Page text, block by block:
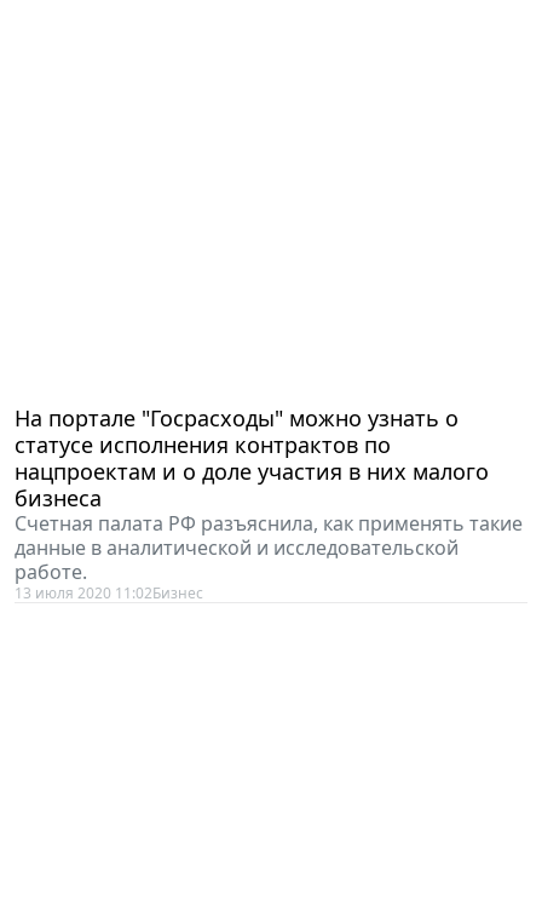
На портале "Госрасходы" можно узнать о
статусе исполнения контрактов по
нацпроектам и о доле участия в них малого
бизнеса
Счетная палата РФ разъяснила, как применять такие
данные в аналитической и исследовательской
работе.
13 июля 2020 11:02Бизнес